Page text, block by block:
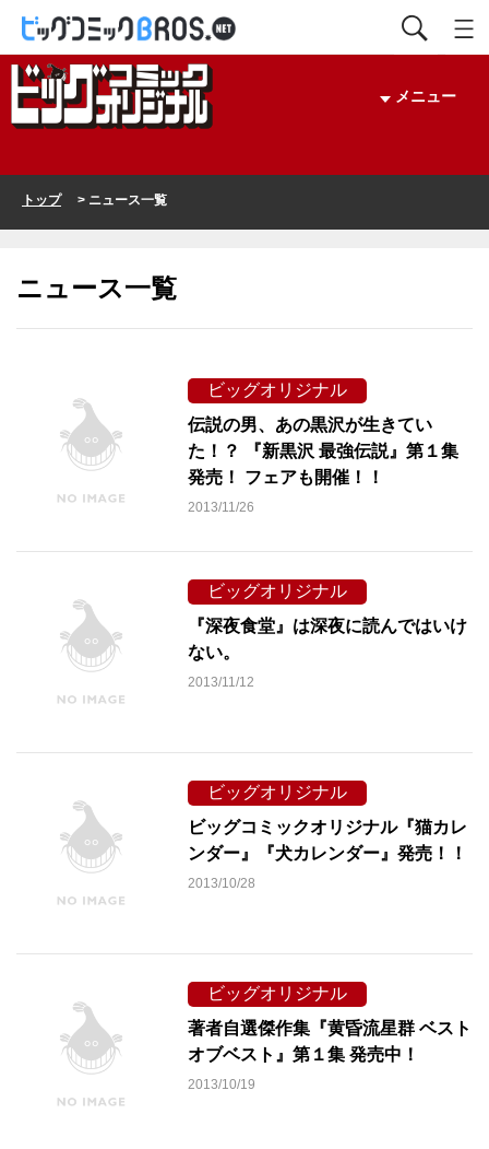
メニュー
トップ> ニュース一覧
ニュース一覧
ビッグオリジナル
伝説の男、あの黒沢が生きてい
た！？ 『新黒沢 最強伝説』第１集
発売！ フェアも開催！！
2013/11/26
ビッグオリジナル
『深夜食堂』は深夜に読んではいけ
ない。
2013/11/12
ビッグオリジナル
ビッグコミックオリジナル『猫カレ
ンダー』『犬カレンダー』発売！！
2013/10/28
ビッグオリジナル
著者自選傑作集『黄昏流星群 ベスト
オブベスト』第１集 発売中！
2013/10/19